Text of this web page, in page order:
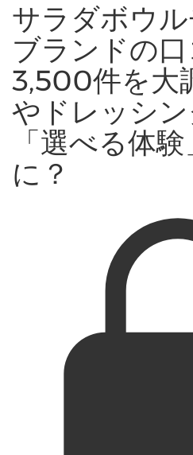
サラダボウ
ブランドの
3,500件を大
やドレッシ
「選べる体
に？